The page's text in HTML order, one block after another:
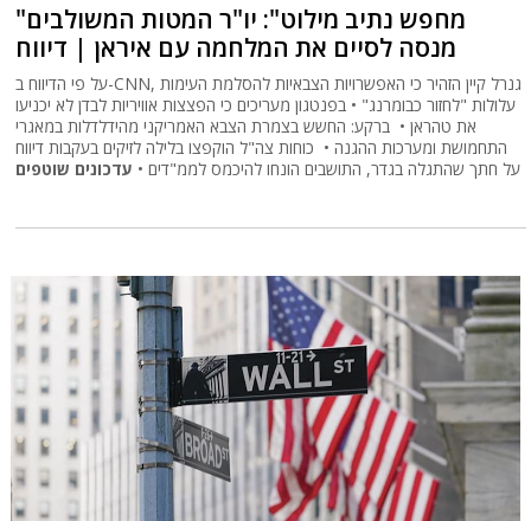
"מחפש נתיב מילוט": יו"ר המטות המשולבים
מנסה לסיים את המלחמה עם איראן | דיווח
על פי הדיווח ב-CNN, גנרל קיין הזהיר כי האפשרויות הצבאיות להסלמת העימות
עלולות "לחזור כבומרנג" • בפנטגון מעריכים כי הפצצות אוויריות לבדן לא יכניעו
את טהראן • ברקע: החשש בצמרת הצבא האמריקני מהידלדלות במאגרי
התחמושת ומערכות ההגנה • כוחות צה"ל הוקפצו בלילה לזיקים בעקבות דיווח
על חתך שהתגלה בגדר, התושבים הונחו להיכמס לממ"דים • עדכונים שוטפים